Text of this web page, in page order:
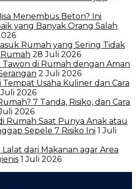
Menembus Beton? Ini
yang Banyak Orang Salah
Rumah yang Sering Tidak
28 Juli 2026
Tawon di Rumah dengan Aman
2 Juli 2026
Tempat Usaha Kuliner dan Cara
2026
7 Tanda, Risiko, dan Cara
2026
Rumah Saat Punya Anak atau
Sepele 7 Risiko Ini 1 Juli
dari Makanan agar Area
1 Juli 2026